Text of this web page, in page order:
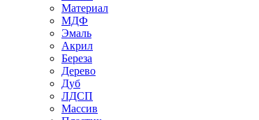
Материал
МДФ
Эмаль
Акрил
Береза
Дерево
Дуб
ЛДСП
Массив